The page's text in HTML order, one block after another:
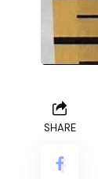
SHARE